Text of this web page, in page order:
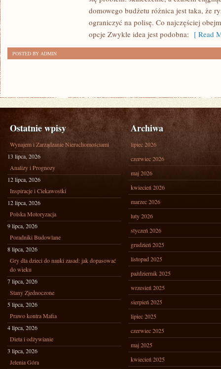
PRAKTYCE:
KOSZTY
domowego budżetu różnica jest taka, że
ograniczyć na polisę. Co najczęściej
opcje Zwykle idea jest podobna: [ Read
POSTED BY ADMIN
Ostatnie wpisy
Wynajem i Zarządzanie Nieruchomościami
13 lipca, 2026
Analizy i Prognozy
12 lipca, 2026
Inspiracje i Ciekawostki
12 lipca, 2026
Polska Motoryzacja
9 lipca, 2026
Poradniki Budowlane
8 lipca, 2026
Gry dla dzieci do nauki zasad: jak dopasować
do wieku
7 lipca, 2026
Stany Zjednoczone
5 lipca, 2026
Prawo kontra Mafia
4 lipca, 2026
Dieta i odżywianie
3 lipca, 2026
Jelenia Góra
Archiwa
lipiec 2026
czerwiec 2026
maj 2026
kwiecień 2026
marzec 2026
luty 2026
styczeń 2026
grudzień 2025
listopad 2025
październik 2025
wrzesień 2025
sierpień 2025
lipiec 2025
czerwiec 2025
maj 2025
kwiecień 2025